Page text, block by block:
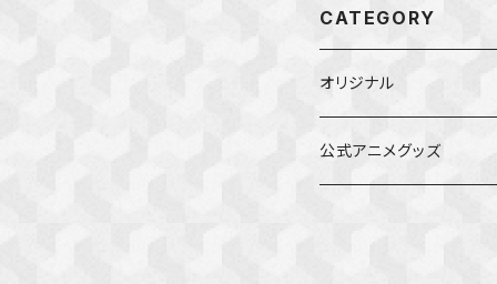
CATEGORY
オリジナル
公式アニメグッズ